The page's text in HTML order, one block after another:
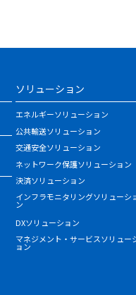
ソリューション
エネルギーソリューション
公共輸送ソリューション
交通安全ソリューション
ネットワーク保護ソリューション
決済ソリューション
インフラモニタリングソリューシ
ン
DXソリューション
マネジメント・サービスソリュー
ョン